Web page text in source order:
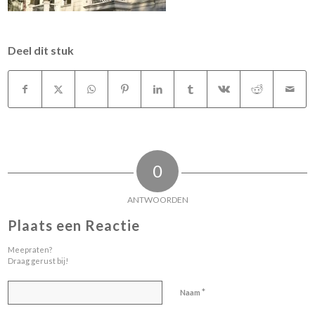
Deel dit stuk
0
ANTWOORDEN
Plaats een Reactie
Meepraten?
Draag gerust bij!
Naam*